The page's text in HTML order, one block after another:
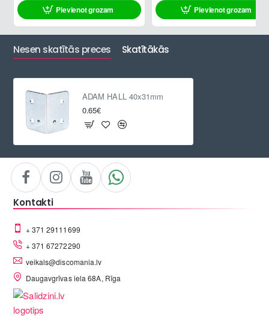
Pievienot grozam Pievienot grozam
Nesen skatītās preces Skatītākās
ADAM HALL 40x31mm
0.65€
Kontakti
+ 371 29111699
+ 371 67272290
veikals@discomania.lv
Daugavgrīvas iela 68A, Rīga